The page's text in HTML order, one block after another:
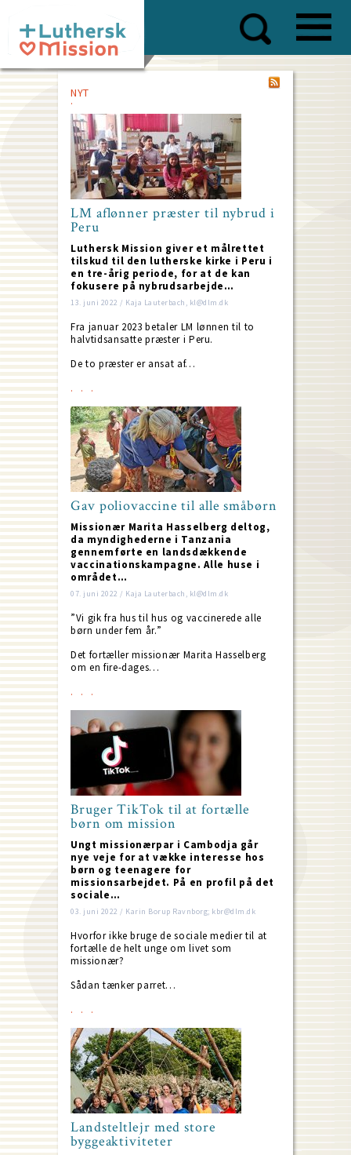
main
content
NYT
LM aflønner præster til nybrud i
Peru
Luthersk Mission giver et målrettet
tilskud til den lutherske kirke i Peru i
en tre-årig periode, for at de kan
fokusere på nybrudsarbejde…
13. juni 2022 / Kaja Lauterbach, kl@dlm.dk
Fra januar 2023 betaler LM lønnen til to
halvtidsansatte præster i Peru.
De to præster er ansat af…
Gav poliovaccine til alle småbørn
Missionær Marita Hasselberg deltog,
da myndighederne i Tanzania
gennemførte en landsdækkende
vaccinationskampagne. Alle huse i
området…
07. juni 2022 / Kaja Lauterbach, kl@dlm.dk
”Vi gik fra hus til hus og vaccinerede alle
børn under fem år.”
Det fortæller missionær Marita Hasselberg
om en fire-dages…
Bruger TikTok til at fortælle
børn om mission
Ungt missionærpar i Cambodja går
nye veje for at vække interesse hos
børn og teenagere for
missionsarbejdet. På en profil på det
sociale…
03. juni 2022 / Karin Borup Ravnborg; kbr@dlm.dk
Hvorfor ikke bruge de sociale medier til at
fortælle de helt unge om livet som
missionær?
Sådan tænker parret…
Landsteltlejr med store
byggeaktiviteter